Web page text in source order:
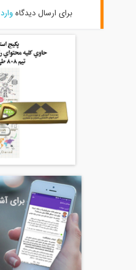
تنش
بررسی
برای ارسال دیدگاه